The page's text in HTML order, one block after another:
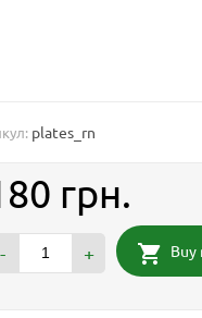
plates_rn
грн.
- + Buy